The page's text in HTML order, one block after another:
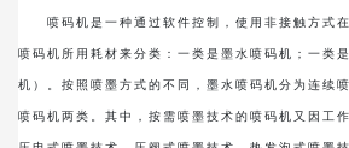
喷码机是一种通过软件控制，使用非接触方式在
喷码机所用耗材来分类：一类是墨水喷码机；一类
机）。按照喷墨方式的不同，墨水喷码机分为连续
喷码机两类。其中，按需喷墨技术的喷码机又因工